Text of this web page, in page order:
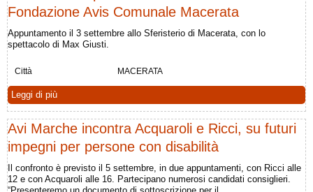
Fondazione Avis Comunale Macerata
Appuntamento il 3 settembre allo Sferisterio di Macerata, con lo
spettacolo di Max Giusti.
Città MACERATA
Leggi di più
Avi Marche incontra Acquaroli e Ricci, su futuri
impegni per persone con disabilità
Il confronto è previsto il 5 settembre, in due appuntamenti, con Ricci alle
12 e con Acquaroli alle 16. Partecipano numerosi candidati consiglieri.